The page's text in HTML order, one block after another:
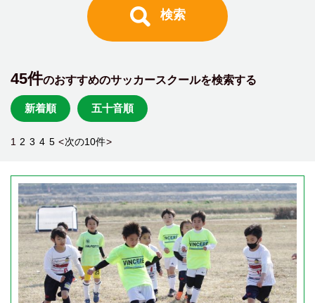
検索
45件のおすすめのサッカースクールを検索する
新着順 五十音順
1 2 3 4 5 <次の10件>